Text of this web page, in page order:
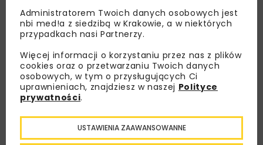
Lubisz wiedzieć więcej?
Zapisz się do newslettera aby otrzymywać od
zaproszenia na wydarzenia, atrakcyjne oferty i
dedykowane akcje specjalne.
Zapoznałam/em się zPolityką Prywatności
Regulaminemoraz wyrażam zgodę na otrzymywanie na
Administratorem Twoich danych osobowych jest
nbi med!a z siedzibą w Krakowie, a w niektórych
przypadkach nasi Partnerzy.
Więcej informacji o korzystaniu przez nas z plików
cookies oraz o przetwarzaniu Twoich danych
osobowych, w tym o przysługujących Ci
uprawnieniach, znajdziesz w naszej Polityce
prywatności.
USTAWIENIA ZAAWANSOWANNE